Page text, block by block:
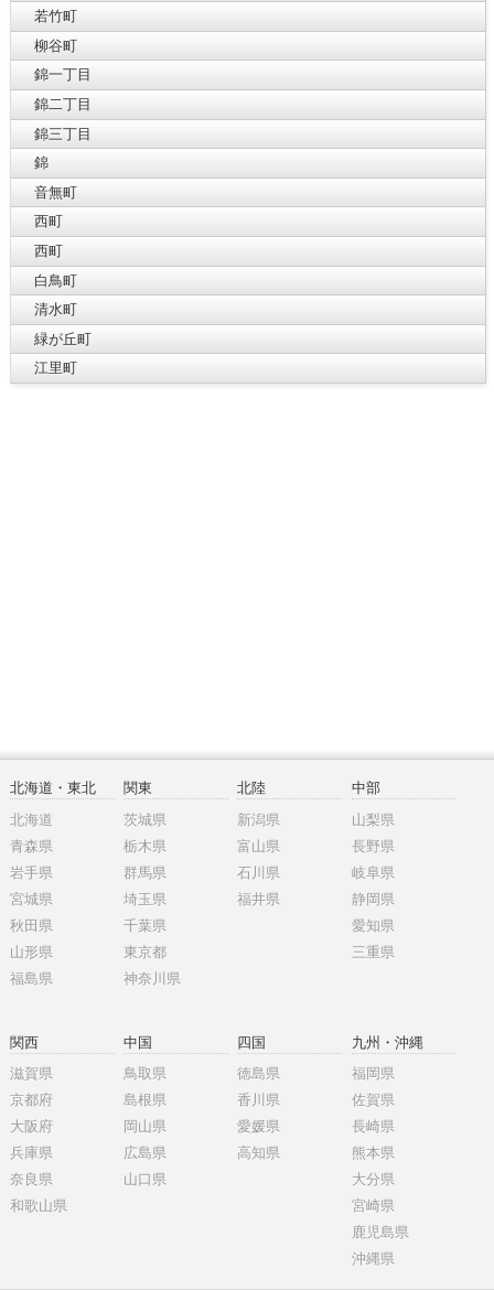
若竹町
柳谷町
錦一丁目
錦二丁目
錦三丁目
錦
音無町
西町
西町
白鳥町
清水町
緑が丘町
江里町
北海道・東北
北海道
青森県
岩手県
宮城県
秋田県
山形県
福島県
関東
茨城県
栃木県
群馬県
埼玉県
千葉県
東京都
神奈川県
北陸
新潟県
富山県
石川県
福井県
中部
山梨県
長野県
岐阜県
静岡県
愛知県
三重県
関西
滋賀県
京都府
大阪府
兵庫県
奈良県
和歌山県
中国
鳥取県
島根県
岡山県
広島県
山口県
四国
徳島県
香川県
愛媛県
高知県
九州・沖縄
福岡県
佐賀県
長崎県
熊本県
大分県
宮崎県
鹿児島県
沖縄県